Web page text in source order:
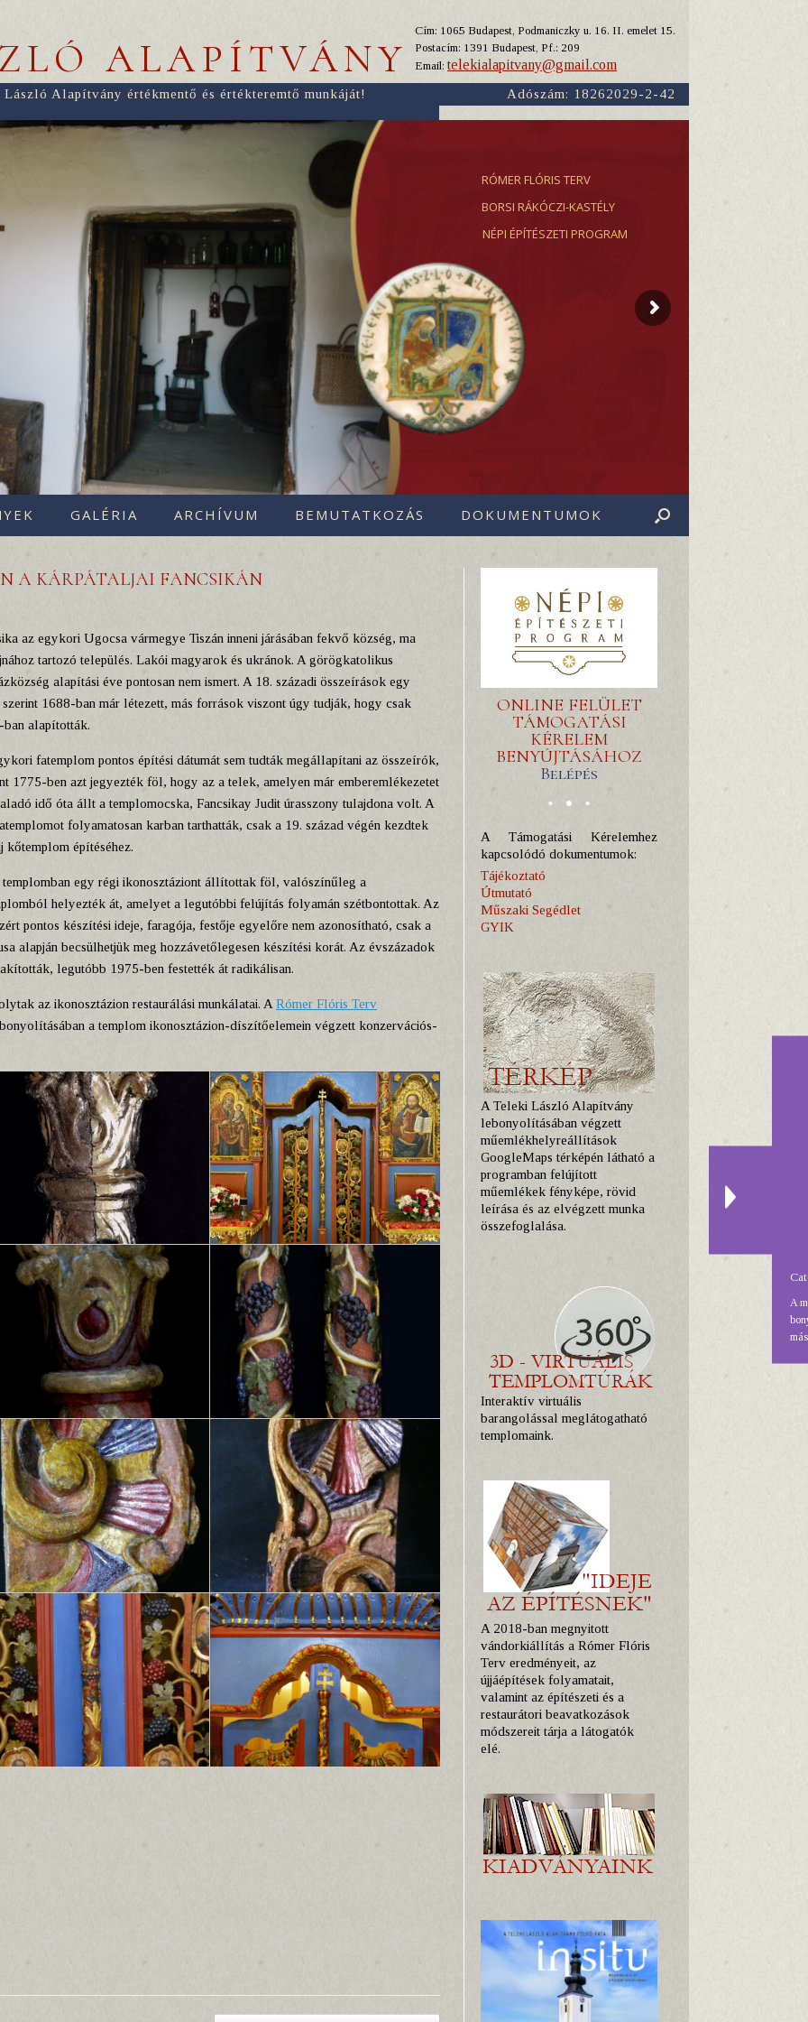
ALAPÍTVÁNY
Cím: 1065 Budapest, Podmaniczky u. 16. II. emelet 15.
Postacím: 1391 Budapest, Pf.: 209
Email:telekialapitvany@gmail.com
Alapítvány értékmentő és értékteremtő munkáját! Adószám: 18262029-2-42
RÓMER FLÓRIS TERV
BORSI RÁKÓCZI-KASTÉLY
NÉPI ÉPÍTÉSZETI PROGRAM
GALÉRIA ARCHÍVUM BEMUTATKOZÁS DOKUMENTUMOK
A KÁRPÁTALJAI FANCSIKÁN
az egykori Ugocsa vármegye Tiszán inneni járásában fekvő község, ma
tartozó település. Lakói magyarok és ukránok. A görögkatolikus
alapítási éve pontosan nem ismert. A 18. századi összeírások egy
szerint 1688-ban már létezett, más források viszont úgy tudják, hogy csak
alapították.
fatemplom pontos építési dátumát sem tudták megállapítani az összeírók,
1775-ben azt jegyezték föl, hogy az a telek, amelyen már emberemlékezetet
idő óta állt a templomocska, Fancsikay Judit úrasszony tulajdona volt. A
folyamatosan karban tarthatták, csak a 19. század végén kezdtek
kőtemplom építéséhez.
egy régi ikonosztáziont állítottak föl, valószínűleg a
helyezték át, amelyet a legutóbbi felújítás folyamán szétbontottak. Az
pontos készítési ideje, faragója, festője egyelőre nem azonosítható, csak a
alapján becsülhetjük meg hozzávetőlegesen készítési korát. Az évszázadok
legutóbb 1975-ben festették át radikálisan.
az ikonosztázion restaurálási munkálatai. A Rómer Flóris Terv
a templom ikonosztázion-díszítőelemein végzett konzervációs-
ONLINE FELÜLET
TÁMOGATÁSI
KÉRELEM
BENYÚJTÁSÁHOZ
Belépés
A Támogatási Kérelemhez
kapcsolódó dokumentumok:
Tájékoztató
Útmutató
Műszaki Segédlet
GYIK
A Teleki László Alapítvány
lebonyolításában végzett
műemlékhelyreállítások
GoogleMaps térképén látható a
programban felújított
műemlékek fényképe, rövid
leírása és az elvégzett munka
összefoglalása.
Interaktív virtuális
barangolással meglátogatható
templomaink.
A 2018-ban megnyitott
vándorkiállítás a Rómer Flóris
Terv eredményeit, az
újjáépítések folyamatait,
valamint az építészeti és a
restaurátori beavatkozások
módszereit tárja a látogatók
elé.
A